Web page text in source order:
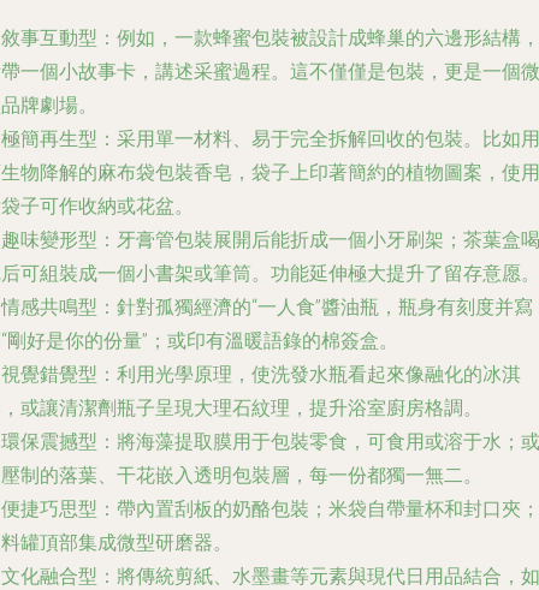
敘事互動型 ：例如，一款蜂蜜包裝被設計成蜂巢的六邊形結構，
一個小故事卡，講述采蜜過程。這不僅僅是包裝，更是一個微
牌劇場。
極簡再生型 ：采用單一材料、易于完全拆解回收的包裝。比如用
物降解的麻布袋包裝香皂，袋子上印著簡約的植物圖案，使用
子可作收納或花盆。
趣味變形型 ：牙膏管包裝展開后能折成一個小牙刷架；茶葉盒喝
可組裝成一個小書架或筆筒。功能延伸極大提升了留存意愿。
情感共鳴型 ：針對孤獨經濟的“一人食”醬油瓶，瓶身有刻度并寫
剛好是你的份量”；或印有溫暖語錄的棉簽盒。
視覺錯覺型 ：利用光學原理，使洗發水瓶看起來像融化的冰淇
或讓清潔劑瓶子呈現大理石紋理，提升浴室廚房格調。
環保震撼型 ：將海藻提取膜用于包裝零食，可食用或溶于水；或
制的落葉、干花嵌入透明包裝層，每一份都獨一無二。
便捷巧思型 ：帶內置刮板的奶酪包裝；米袋自帶量杯和封口夾；
罐頂部集成微型研磨器。
文化融合型 ：將傳統剪紙、水墨畫等元素與現代日用品結合，如